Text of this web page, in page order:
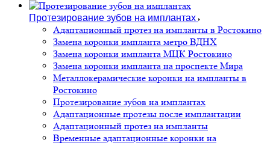
Протезирование зубов на имплантах
Адаптационный протез на импланты в Ростокино
Замена коронки импланта метро ВДНХ
Замена коронки импланта МЦК Ростокино
Замена коронки импланта на проспекте Мира
Металлокерамические коронки на импланты в
Ростокино
Протезирование зубов на имплантах
Адаптационные протезы после имплантации
Адаптационный протез на импланты
Временные адаптационные коронки на